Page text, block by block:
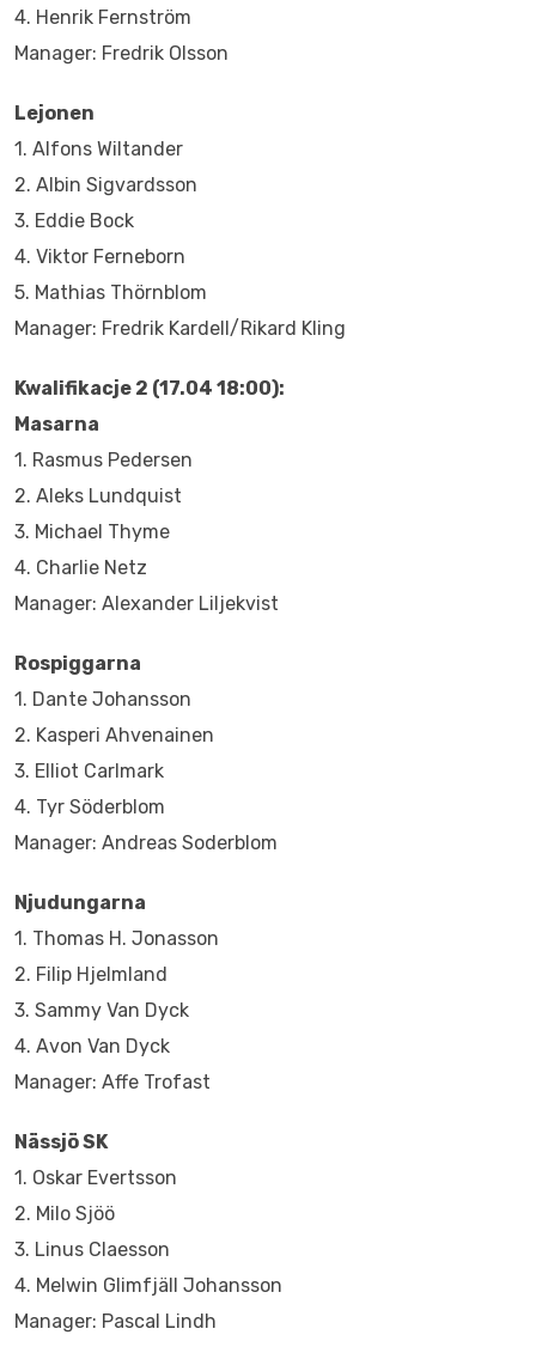
4. Henrik Fernström
Manager: Fredrik Olsson
Lejonen
1. Alfons Wiltander
2. Albin Sigvardsson
3. Eddie Bock
4. Viktor Ferneborn
5. Mathias Thörnblom
Manager: Fredrik Kardell/Rikard Kling
Kwalifikacje 2 (17.04 18:00):
Masarna
1. Rasmus Pedersen
2. Aleks Lundquist
3. Michael Thyme
4. Charlie Netz
Manager: Alexander Liljekvist
Rospiggarna
1. Dante Johansson
2. Kasperi Ahvenainen
3. Elliot Carlmark
4. Tyr Söderblom
Manager: Andreas Soderblom
Njudungarna
1. Thomas H. Jonasson
2. Filip Hjelmland
3. Sammy Van Dyck
4. Avon Van Dyck
Manager: Affe Trofast
Nässjö SK
1. Oskar Evertsson
2. Milo Sjöö
3. Linus Claesson
4. Melwin Glimfjäll Johansson
Manager: Pascal Lindh